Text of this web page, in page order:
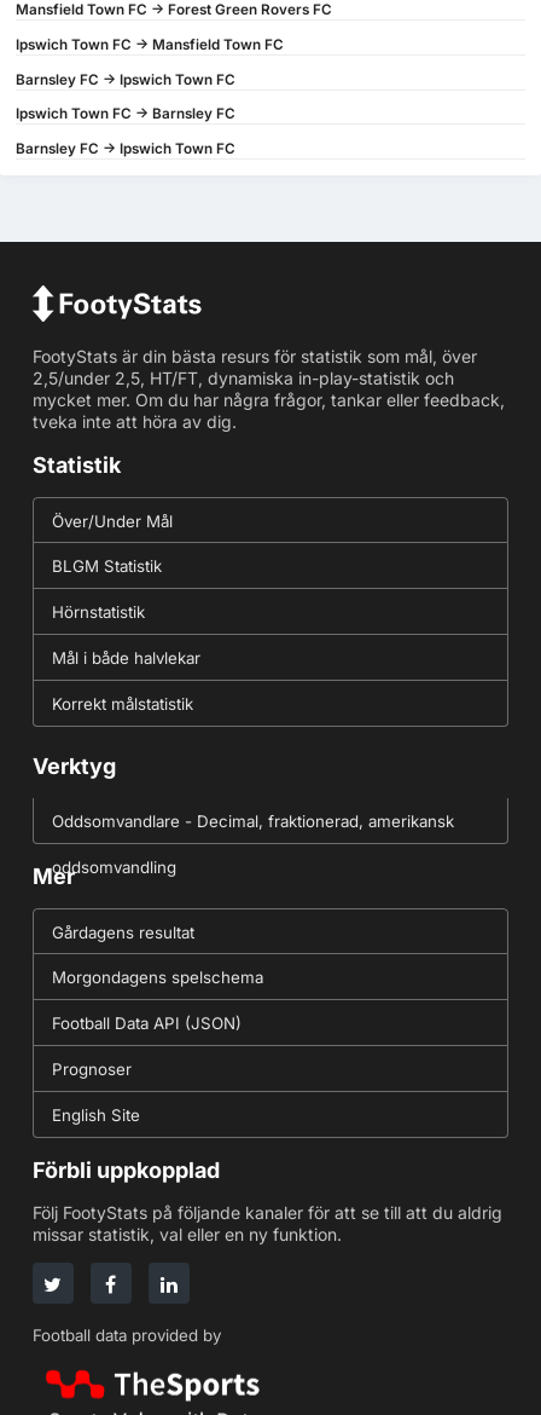
Mansfield Town FC -> Forest Green Rovers FC
Ipswich Town FC -> Mansfield Town FC
Barnsley FC -> Ipswich Town FC
Ipswich Town FC -> Barnsley FC
Barnsley FC -> Ipswich Town FC
FootyStats är din bästa resurs för statistik som mål, över
2,5/under 2,5, HT/FT, dynamiska in-play-statistik och
mycket mer. Om du har några frågor, tankar eller feedback,
tveka inte att höra av dig.
Statistik
Över/Under Mål
BLGM Statistik
Hörnstatistik
Mål i både halvlekar
Korrekt målstatistik
Verktyg
Oddsomvandlare - Decimal, fraktionerad, amerikansk
oddsomvandling
Mer
Gårdagens resultat
Morgondagens spelschema
Football Data API (JSON)
Prognoser
English Site
Förbli uppkopplad
Följ FootyStats på följande kanaler för att se till att du aldrig
missar statistik, val eller en ny funktion.
Football data provided by